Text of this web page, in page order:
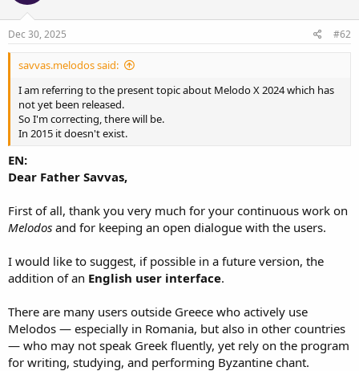
Dec 30, 2025 #62
savvas.melodos said:
I am referring to the present topic about Melodo X 2024 which has
not yet been released.
So I'm correcting, there will be.
In 2015 it doesn't exist.
EN:
Dear Father Savvas,
First of all, thank you very much for your continuous work on
Melodos and for keeping an open dialogue with the users.
I would like to suggest, if possible in a future version, the
addition of an English user interface.
There are many users outside Greece who actively use
Melodos — especially in Romania, but also in other countries
— who may not speak Greek fluently, yet rely on the program
for writing, studying, and performing Byzantine chant.